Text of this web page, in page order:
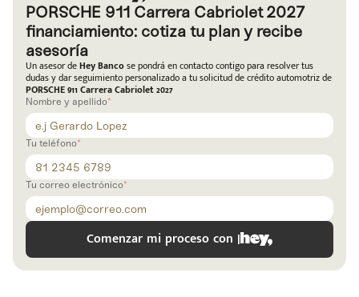
PORSCHE 911 Carrera Cabriolet 2027
financiamiento: cotiza tu plan y recibe
asesoría
Un asesor deHey Bancose pondrá en contacto contigo para resolver tus
dudas y dar seguimiento personalizado a tu solicitud de crédito automotriz de
PORSCHE 911 Carrera Cabriolet 2027
Nombre y apellido
Tu teléfono
Tu correo electrónico
Comenzar mi proceso con |